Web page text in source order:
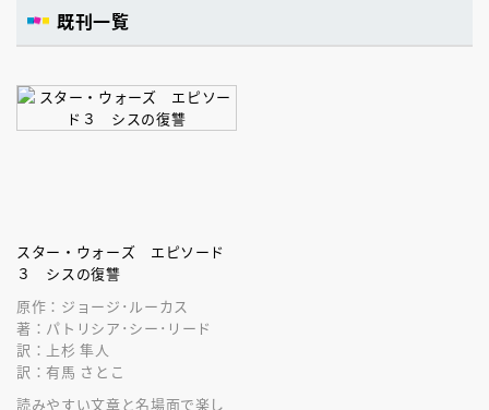
既刊一覧
スター・ウォーズ エピソード
３ シスの復讐
原作：ジョージ･ルーカス
著：パトリシア･シー･リード
訳：上杉 隼人
訳：有馬 さとこ
読みやすい文章と名場面で楽し